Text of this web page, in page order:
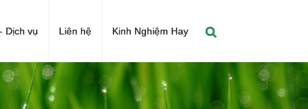
Dịch vụ Liên hệ Kinh Nghiệm Hay